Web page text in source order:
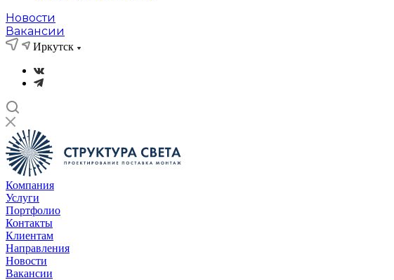
Новости
Вакансии
Иркутск
Компания
Услуги
Портфолио
Контакты
Клиентам
Направления
Новости
Вакансии